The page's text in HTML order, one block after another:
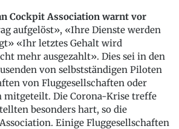
Cockpit Association warnt vor
aufgelöst», «Ihre Dienste werden
«Ihr letztes Gehalt wird
mehr ausgezahlt». Dies sei in den
von selbstständigen Piloten
von Fluggesellschaften oder
mitgeteilt. Die Corona-Krise treffe
besonders hart, so die
Einige Fluggesellschaften